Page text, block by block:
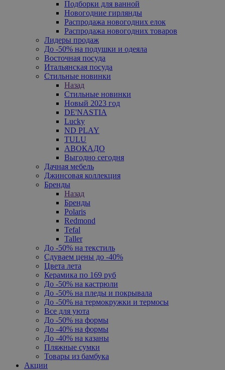
Подборки для ванной
Новогодние гирлянды
Распродажа новогодних елок
Распродажа новогодних товаров
Лидеры продаж
До -50% на подушки и одеяла
Восточная посуда
Итальянская посуда
Стильные новинки
Назад
Стильные новинки
Новый 2023 год
DE'NASTIA
Lucky
ND PLAY
TULU
АВОКАДО
Выгодно сегодня
Дачная мебель
Джинсовая коллекция
Бренды
Назад
Бренды
Polaris
Redmond
Tefal
Taller
До -50% на текстиль
Сдуваем цены до -40%
Цвета лета
Керамика по 169 руб
До -50% на кастрюли
До -50% на пледы и покрывала
До -50% на термокружки и термосы
Все для уюта
До -50% на формы
До -40% на формы
До -40% на казаны
Пляжные сумки
Товары из бамбука
Акции